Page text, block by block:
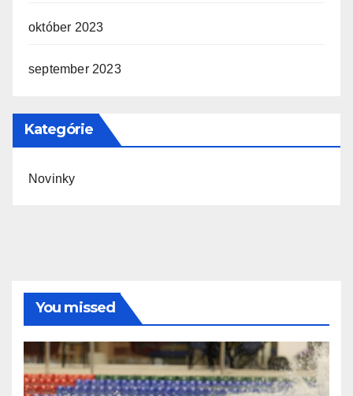
október 2023
september 2023
Kategórie
Novinky
You missed